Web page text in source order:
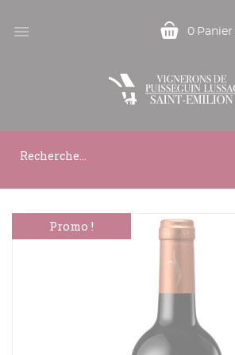
 0 Panier
Promo !